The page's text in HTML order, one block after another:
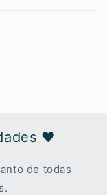
♥︎
de todas